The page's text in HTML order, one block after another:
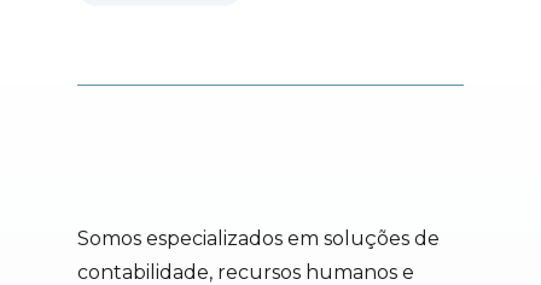
Somos especializados em soluções de
contabilidade, recursos humanos e